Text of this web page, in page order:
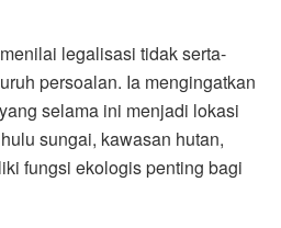
legalisasi tidak serta-
persoalan. Ia mengingatkan
selama ini menjadi lokasi
sungai, kawasan hutan,
fungsi ekologis penting bagi